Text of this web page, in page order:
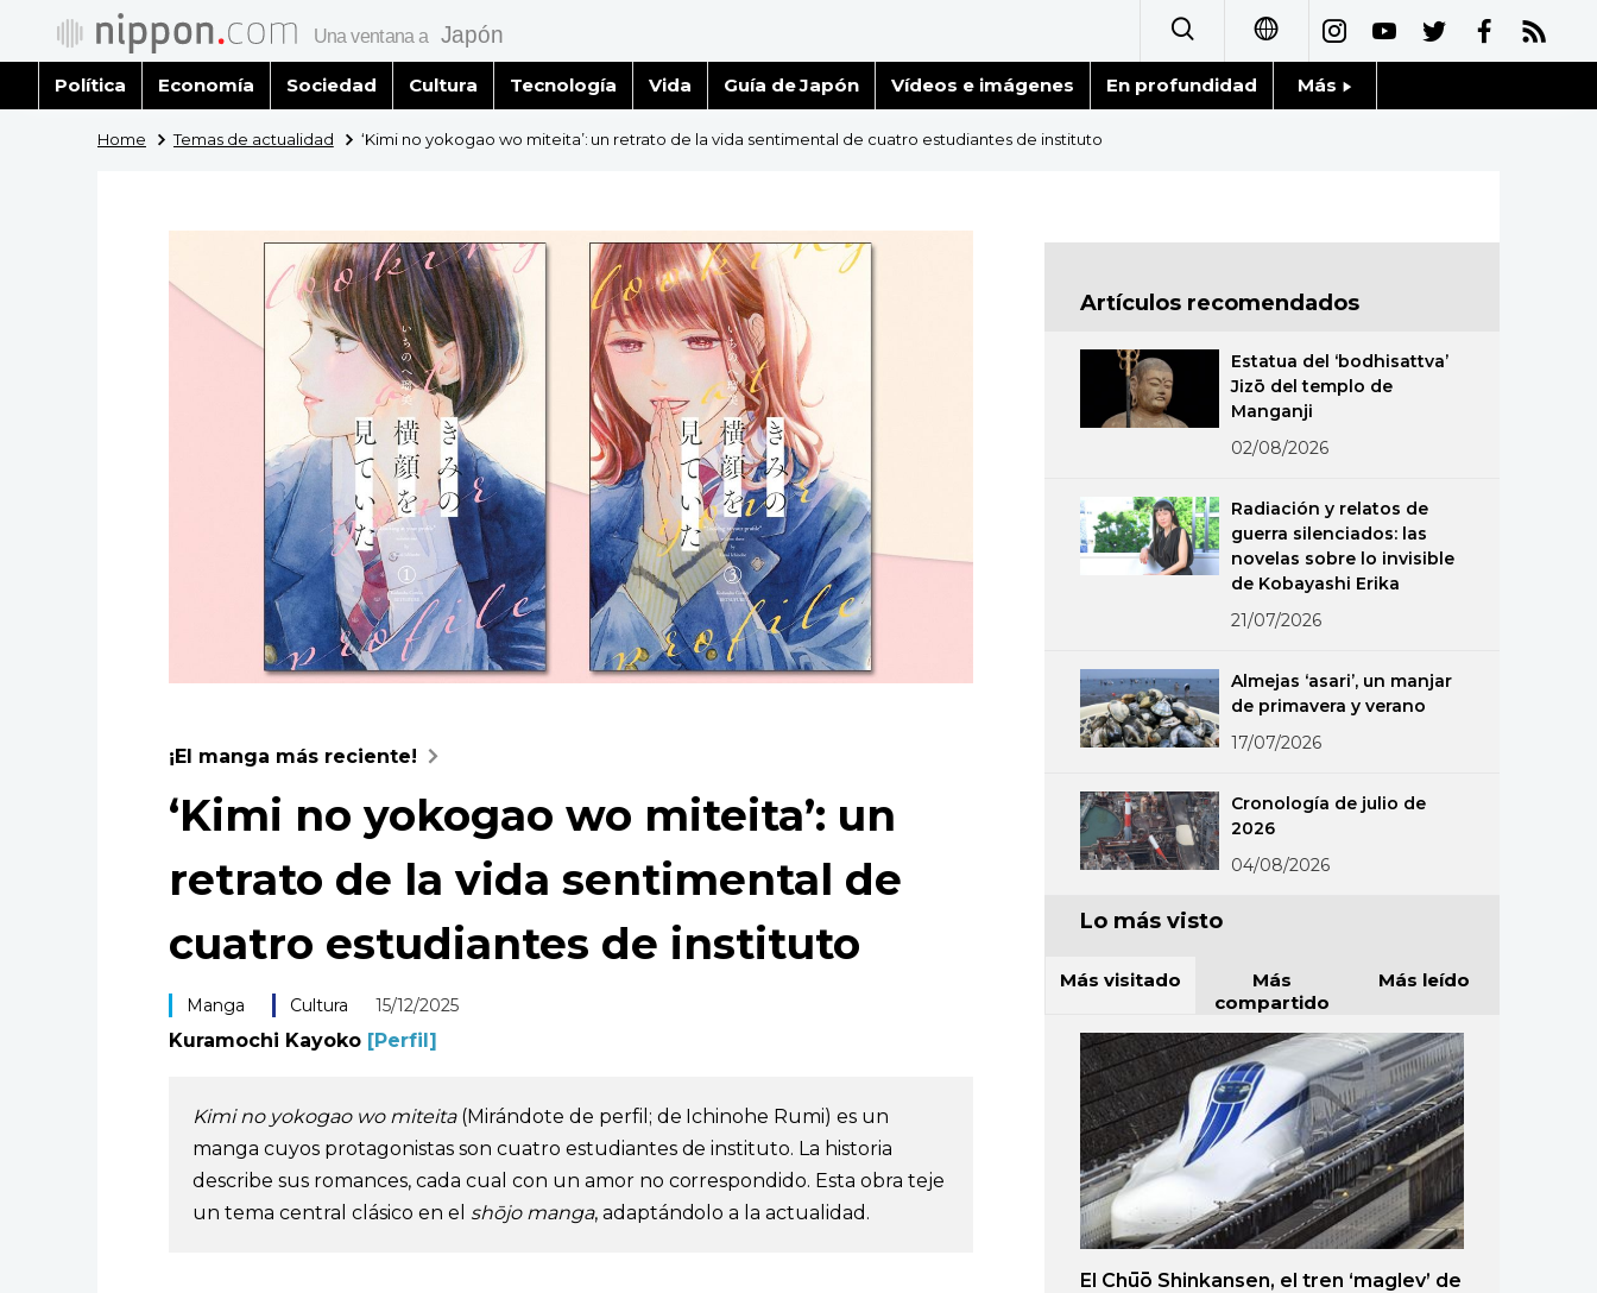
日本語
العربية
Русский
Política Economía Sociedad Cultura Tecnología Vida Guía de Japón Vídeos e imágenes En profundidad Más
Blog
Tokio
Avisos
Home Temas de actualidad ‘Kimi no yokogao wo miteita’: un retrato de la vida sentimental de cuatro estudiantes de instituto
¡El manga más reciente!
‘Kimi no yokogao wo miteita’: un
retrato de la vida sentimental de
cuatro estudiantes de instituto
Manga Cultura 15/12/2025
Kuramochi Kayoko [Perfil]
Kimi no yokogao wo miteita(Mirándote de perfil; de Ichinohe Rumi) es un
manga cuyos protagonistas son cuatro estudiantes de instituto. La historia
describe sus romances, cada cual con un amor no correspondido. Esta obra teje
un tema central clásico en el shōjo manga, adaptándolo a la actualidad.
Artículos recomendados
Estatua del ‘bodhisattva’
Jizō del templo de
Manganji
02/08/2026
Radiación y relatos de
guerra silenciados: las
novelas sobre lo invisible
de Kobayashi Erika
21/07/2026
Almejas ‘asari’, un manjar
de primavera y verano
17/07/2026
Cronología de julio de
2026
04/08/2026
Lo más visto
Más visitado
Más
compartido
Más leído
El Chūō Shinkansen, el tren ‘maglev’ de